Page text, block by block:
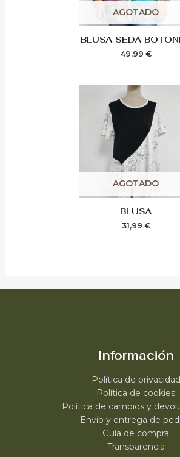
AGOTADO
BLUSA SEDA
49,99 €
AGOTADO
BLUSA
31,99 €
Información
Política de privacidad
Política de cookies
Política de cambios y
Envío y entrega de
Guía de compra
Transparencia